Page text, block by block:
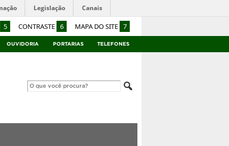
5 CONTRASTE 6 MAPA DO SITE 7
Legislação Canais
OUVIDORIA PORTARIAS TELEFONES